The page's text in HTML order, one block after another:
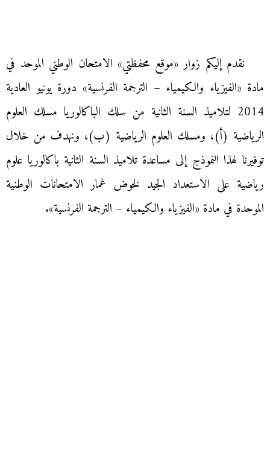
نقدم إليكم زوار «موقع محفظتي» الامتحان الوطني الموحد في
مادة «الفيزياء والكيمياء – الترجمة الفرنسية» دورة يونيو العادية
2014 لتلاميذ السنة الثانية من سلك الباكالوريا مسلك العلوم
الرياضية (أ)، ومسلك العلوم الرياضية (ب)، ونهدف من خلال
توفيرنا لهذا النموذج إلى مساعدة تلاميذ السنة الثانية باكالوريا علوم
رياضية على الاستعداد الجيد لخوض غمار الامتحانات الوطنية
الموحدة في مادة «الفيزياء والكيمياء – الترجمة الفرنسية».